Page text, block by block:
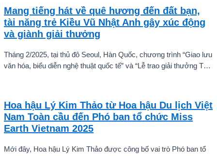
sàng chinh phục thử thách.
Mang tiếng hát về quê hương đến đất bạn,
tài năng trẻ Kiều Vũ Nhật Anh gây xúc động
và giành giải thưởng
Tháng 2/2025, tại thủ đô Seoul, Hàn Quốc, chương trình “Giao lưu
văn hóa, biểu diễn nghệ thuật quốc tế” và “Lễ trao giải thưởng Tài
ấn tượng mạnh với giọng hát trữ tình sâu lắng, mang đậm hơi thở
quê hương.
Hoa hậu Lý Kim Thảo từ Hoa hậu Du lịch Việt
Nam Toàn cầu đến Phó ban tổ chức Miss
Earth Vietnam 2025
Mới đây, Hoa hậu Lý Kim Thảo được công bố vai trò Phó ban tổ